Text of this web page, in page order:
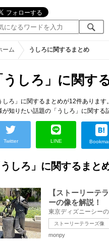
ーム うしろに関するまとめ
うしろ」に関す
しろ」に関するまとめが12件あります。
が知りたい話題の「うしろ」に関する
Twitter LINE
うしろ」に関するまと
【ストーリーテ
ーの像を解説！
ストーリーテラーズ像
monpy